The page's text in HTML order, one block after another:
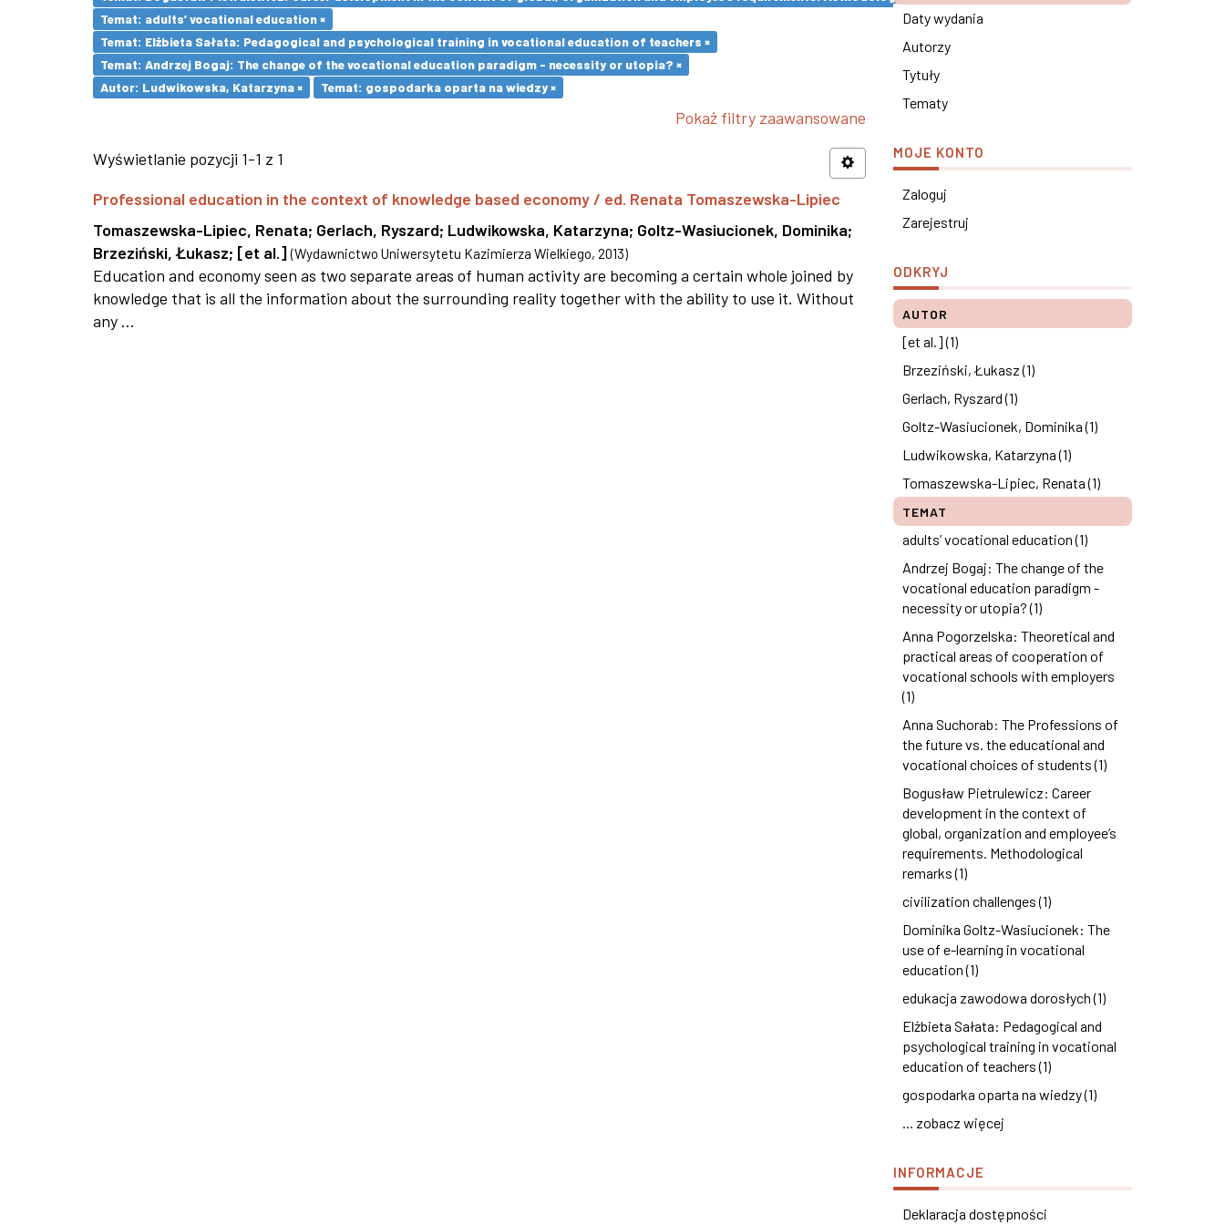
Temat: adults’ vocational education ×
Temat: Elżbieta Sałata: Pedagogical and psychological training in vocational education of teachers ×
Temat: Andrzej Bogaj: The change of the vocational education paradigm - necessity or utopia? ×
Autor: Ludwikowska, Katarzyna ×
Temat: gospodarka oparta na wiedzy ×
Pokaż filtry zaawansowane
Wyświetlanie pozycji 1-1 z 1
Professional education in the context of knowledge based economy / ed. Renata Tomaszewska-Lipiec
Tomaszewska-Lipiec, Renata; Gerlach, Ryszard; Ludwikowska, Katarzyna; Goltz-Wasiucionek, Dominika;
Brzeziński, Łukasz; [et al.] (Wydawnictwo Uniwersytetu Kazimierza Wielkiego, 2013)
Education and economy seen as two separate areas of human activity are becoming a certain whole joined by
knowledge that is all the information about the surrounding reality together with the ability to use it. Without
any ...
Daty wydania
Autorzy
Tytuły
Tematy
MOJE KONTO
Zaloguj
Zarejestruj
ODKRYJ
AUTOR
[et al.] (1)
Brzeziński, Łukasz (1)
Gerlach, Ryszard (1)
Goltz-Wasiucionek, Dominika (1)
Ludwikowska, Katarzyna (1)
Tomaszewska-Lipiec, Renata (1)
TEMAT
adults’ vocational education (1)
Andrzej Bogaj: The change of the
vocational education paradigm -
necessity or utopia? (1)
Anna Pogorzelska: Theoretical and
practical areas of cooperation of
vocational schools with employers
(1)
Anna Suchorab: The Professions of
the future vs. the educational and
vocational choices of students (1)
Bogusław Pietrulewicz: Career
development in the context of
global, organization and employee’s
requirements. Methodological
remarks (1)
civilization challenges (1)
Dominika Goltz-Wasiucionek: The
use of e-learning in vocational
education (1)
edukacja zawodowa dorosłych (1)
Elżbieta Sałata: Pedagogical and
psychological training in vocational
education of teachers (1)
gospodarka oparta na wiedzy (1)
... zobacz więcej
INFORMACJE
Deklaracja dostępności